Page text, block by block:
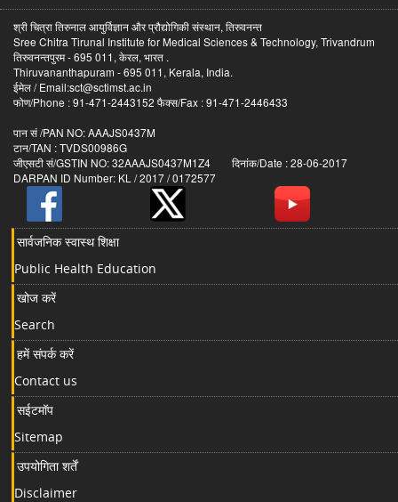
श्री चित्रा तिरुनाल आयुर्विज्ञान और प्रौद्योगिकी संस्थान, तिरुवनन्त
Sree Chitra Tirunal Institute for Medical Sciences & Technology, Trivandrum
तिरुवनन्तपुरम - 695 011, केरल, भारत .
Thiruvananthapuram - 695 011, Kerala, India.
ईमेल / Email:sct@sctimst.ac.in
फोण/Phone : 91-471-2443152 फैक्स/Fax : 91-471-2446433
पान सं /PAN NO: AAAJS0437M
टान/TAN : TVDS00986G
जीएसटी सं/GSTIN NO: 32AAAJS0437M1Z4 दिनांक/Date : 28-06-2017
DARPAN ID Number: KL / 2017 / 0172577
सार्वजनिक स्वास्थ शिक्षा
Public Health Education
खोज करें
Search
हमें संपर्क करें
Contact us
सईटमॉप
Sitemap
उपयोगिता शर्तें
Disclaimer